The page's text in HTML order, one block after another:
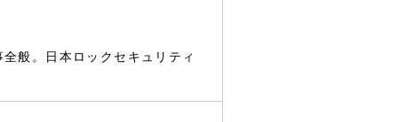
般。日本ロックセキュリティ